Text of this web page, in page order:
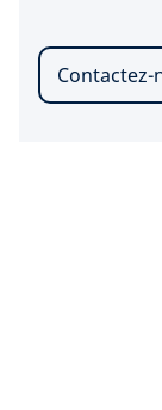
Contactez-